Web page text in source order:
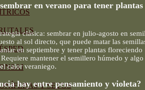
Y SETOS
en verano para tener plantas
clásica: sembrar en julio-agosto en
al sol directo, que puede matar las
en septiembre y tener plantas floreciendo
mantener el semillero húmedo y algo
calor veraniego.
hay entre pensamiento y violeta?